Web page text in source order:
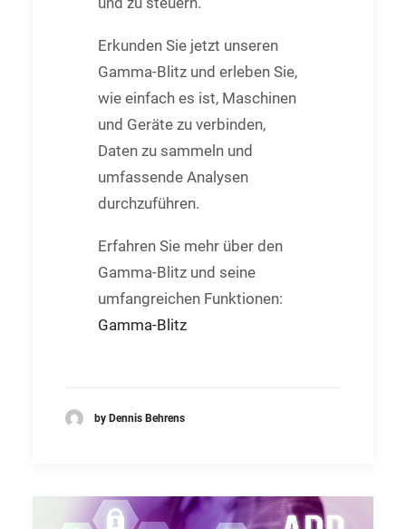
Erkunden Sie jetzt unseren
Gamma-Blitz und erleben Sie,
wie einfach es ist, Maschinen
und Geräte zu verbinden,
Daten zu sammeln und
umfassende Analysen
durchzuführen.
Erfahren Sie mehr über den
Gamma-Blitz und seine
umfangreichen Funktionen:
Gamma-Blitz
by Dennis Behrens